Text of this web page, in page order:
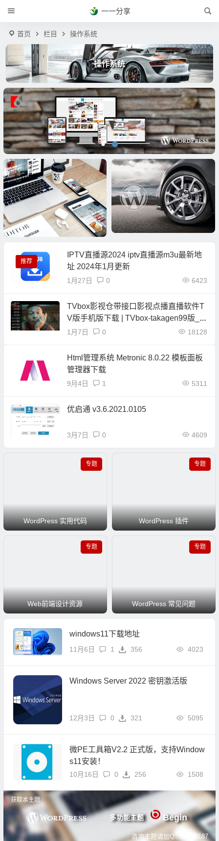
一一分享
首页 栏目 操作系统
操作系统
获取本站主题 Begin主题
推荐
IPTV直播源2024 iptv直播源m3u最新地
址 2024年1月更新
1月27日 6423
0
TVbox影视仓带接口影视点播直播软件T
V版手机版下载 | TVbox-takagen99版_20
240604 & TVbox手机端EasyBox
1月7日 18128
0
Html管理系统 Metronic 8.0.22 模板面板
管理器下载
9月4日 5311
1
优启通 v3.6.2021.0105
3月7日 4609
0
专题
WordPress 实用代码
WordPress 实用代码
专题
WordPress 插件推荐
WordPress 插件
专题
Web前端设计资源
专题
WordPress 常见问题
windows11下载地址
11月6日 4023
1 356
Windows Server 2022 密钥激活版
12月3日 5095
0 321
微PE工具箱V2.2 正式版，支持Window
s11安装！
10月16日 1508
0 256
获取本主题
咨询主题请加Q：39070187
多功能主题 Begin